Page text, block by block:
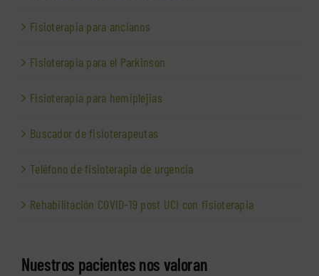
Fisioterapia para ancianos
Fisioterapia para el Parkinson
Fisioterapia para hemiplejias
Buscador de fisioterapeutas
Teléfono de fisioterapia de urgencia
Rehabilitación COVID-19 post UCI con fisioterapia
Nuestros pacientes nos valoran